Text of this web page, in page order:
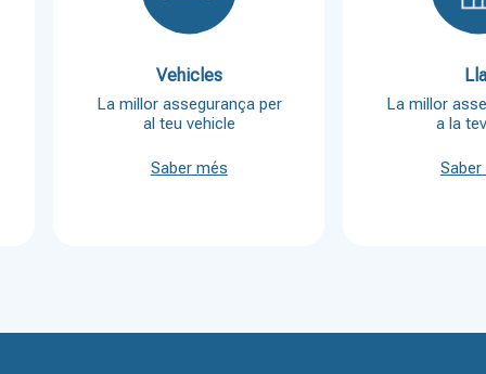
Vehicles
La millor assegurança per
al teu vehicle
Saber més
La millor
a la